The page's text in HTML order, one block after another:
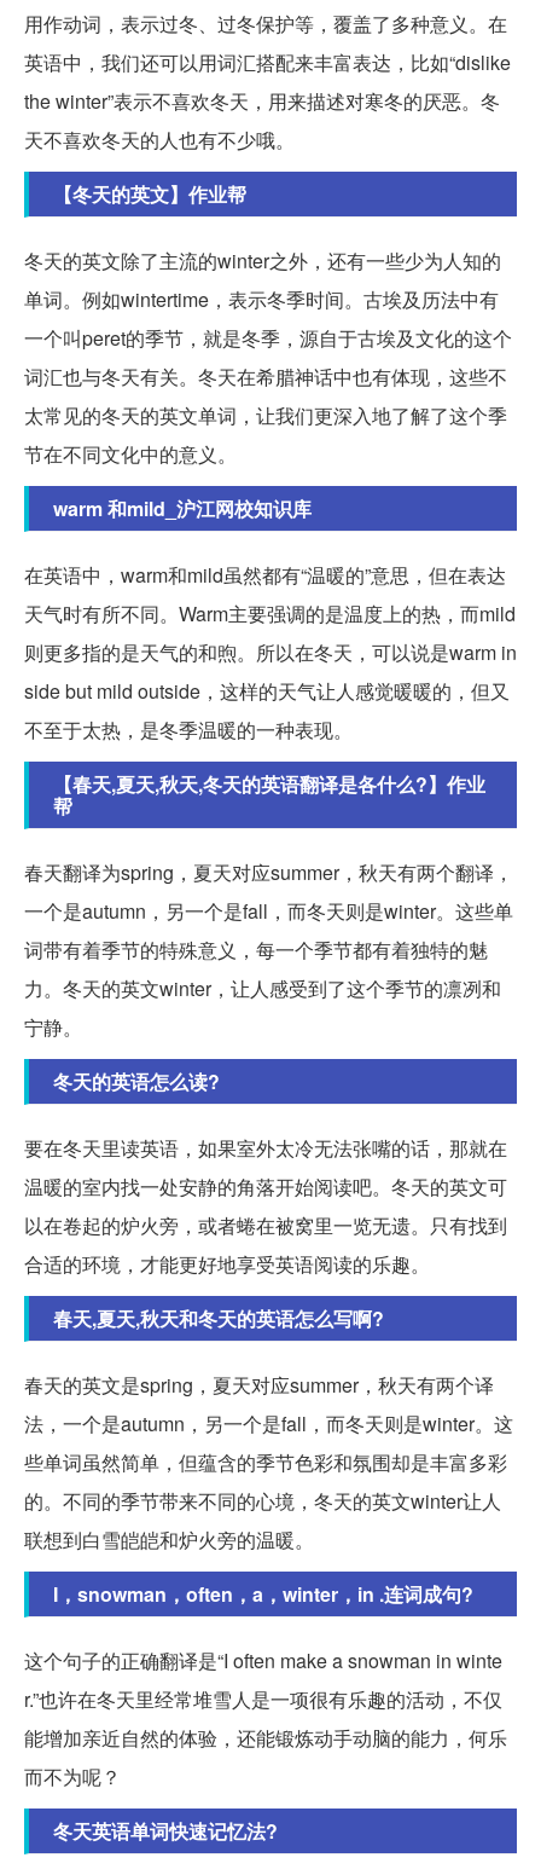
用作动词，表示过冬、过冬保护等，覆盖了多种意义。在
英语中，我们还可以用词汇搭配来丰富表达，比如“dislike
the winter”表示不喜欢冬天，用来描述对寒冬的厌恶。冬
天不喜欢冬天的人也有不少哦。
【冬天的英文】作业帮
冬天的英文除了主流的winter之外，还有一些少为人知的
单词。例如wintertime，表示冬季时间。古埃及历法中有
一个叫peret的季节，就是冬季，源自于古埃及文化的这个
词汇也与冬天有关。冬天在希腊神话中也有体现，这些不
太常见的冬天的英文单词，让我们更深入地了解了这个季
节在不同文化中的意义。
warm 和mild_沪江网校知识库
在英语中，warm和mild虽然都有“温暖的”意思，但在表达
天气时有所不同。Warm主要强调的是温度上的热，而mild
则更多指的是天气的和煦。所以在冬天，可以说是warm in
side but mild outside，这样的天气让人感觉暖暖的，但又
不至于太热，是冬季温暖的一种表现。
【春天,夏天,秋天,冬天的英语翻译是各什么?】作业
帮
春天翻译为spring，夏天对应summer，秋天有两个翻译，
一个是autumn，另一个是fall，而冬天则是winter。这些单
词带有着季节的特殊意义，每一个季节都有着独特的魅
力。冬天的英文winter，让人感受到了这个季节的凛冽和
宁静。
冬天的英语怎么读?
要在冬天里读英语，如果室外太冷无法张嘴的话，那就在
温暖的室内找一处安静的角落开始阅读吧。冬天的英文可
以在卷起的炉火旁，或者蜷在被窝里一览无遗。只有找到
合适的环境，才能更好地享受英语阅读的乐趣。
春天,夏天,秋天和冬天的英语怎么写啊?
春天的英文是spring，夏天对应summer，秋天有两个译
法，一个是autumn，另一个是fall，而冬天则是winter。这
些单词虽然简单，但蕴含的季节色彩和氛围却是丰富多彩
的。不同的季节带来不同的心境，冬天的英文winter让人
联想到白雪皑皑和炉火旁的温暖。
I，snowman，often，a，winter，in .连词成句?
这个句子的正确翻译是“I often make a snowman in winte
r.”也许在冬天里经常堆雪人是一项很有乐趣的活动，不仅
能增加亲近自然的体验，还能锻炼动手动脑的能力，何乐
而不为呢？
冬天英语单词快速记忆法?